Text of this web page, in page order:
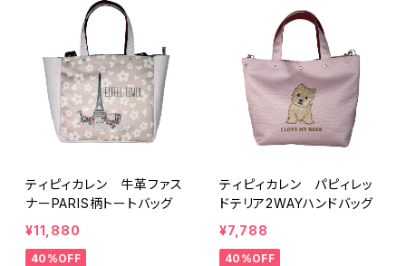
ティピィカレン 牛革ファス
ナーPARIS柄トートバッグ
¥11,880
40%OFF
ティピィカレン パピィレッ
ドテリア2WAYハンドバッグ
¥7,788
40%OFF